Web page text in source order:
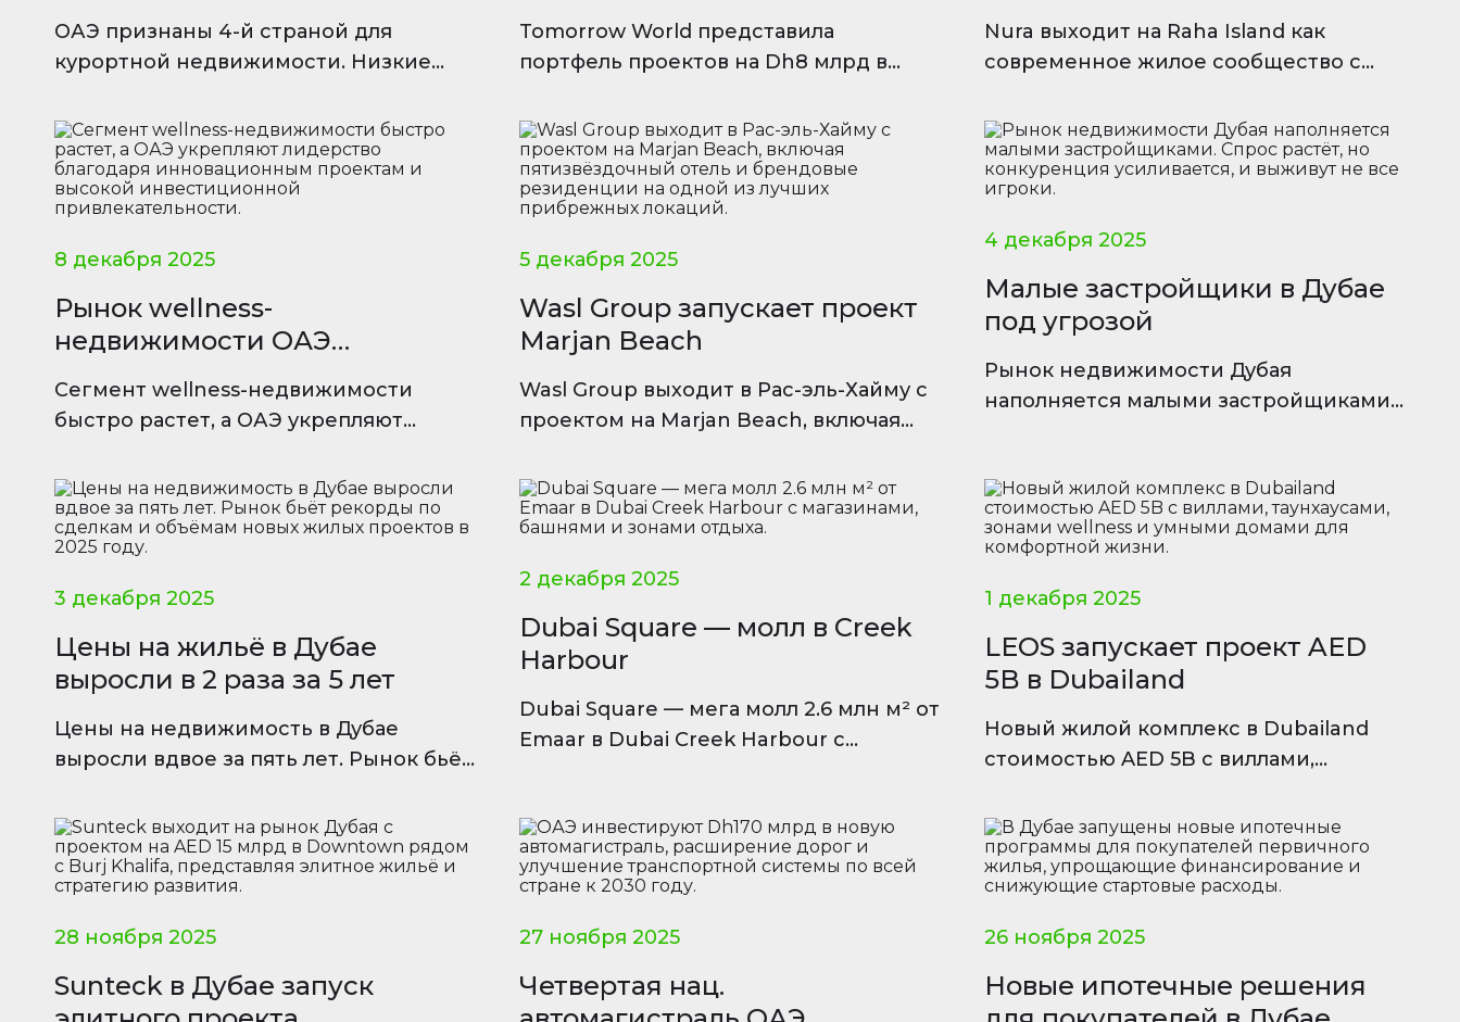
ОАЭ признаны 4-й страной для
курортной недвижимости. Низкие
активом с высокой
производительностью.
Tomorrow World представила
портфель проектов на Dh8 млрд в
включая жилые комплексы у воды и
умные офисы.
Nura выходит на Raha Island как
современное жилое сообщество с
видами на воду и разнообразием
планировок.
8 декабря 2025
Рынок wellness-
недвижимости ОАЭ
становится мировым хабом
Сегмент wellness-недвижимости
быстро растет, а ОАЭ укрепляют
проектам и высокой инвестиционной
привлекательности.
5 декабря 2025
Wasl Group запускает проект
Marjan Beach
Wasl Group выходит в Рас-эль-Хайму с
проектом на Marjan Beach, включая
резиденции на одной из лучших
прибрежных локаций.
4 декабря 2025
Малые застройщики в Дубае
под угрозой
Рынок недвижимости Дубая
наполняется малыми застройщиками.
3 декабря 2025
Цены на жильё в Дубае
выросли в 2 раза за 5 лет
Цены на недвижимость в Дубае
выросли вдвое за пять лет. Рынок бьёт
жилых проектов в 2025 году.
2 декабря 2025
Dubai Square — молл в Creek
Harbour
Dubai Square — мега молл 2.6 млн м² от
Emaar в Dubai Creek Harbour с
1 декабря 2025
LEOS запускает проект AED
5B в Dubailand
Новый жилой комплекс в Dubailand
стоимостью AED 5B с виллами,
умными домами для комфортной
жизни.
28 ноября 2025
Sunteck в Дубае запуск
27 ноября 2025
Четвертая нац.
26 ноября 2025
Новые ипотечные решения